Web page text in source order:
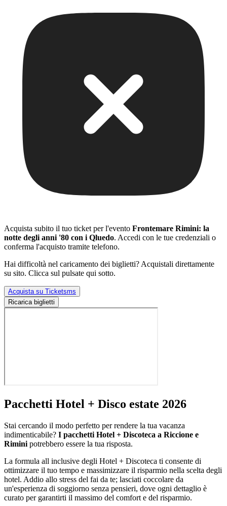
Acquista subito il tuo ticket per l'evento Frontemare Rimini: la
notte degli anni '80 con i Qluedo. Accedi con le tue credenziali o
conferma l'acquisto tramite telefono.
Hai difficoltà nel caricamento dei biglietti? Acquistali direttamente
su sito. Clicca sul pulsate qui sotto.
Acquista su Ticketsms
Ricarica biglietti
Pacchetti Hotel + Disco estate 2026
Stai cercando il modo perfetto per rendere la tua vacanza
indimenticabile? I pacchetti Hotel + Discoteca a Riccione e
Rimini potrebbero essere la tua risposta.
La formula all inclusive degli Hotel + Discoteca ti consente di
ottimizzare il tuo tempo e massimizzare il risparmio nella scelta degli
hotel. Addio allo stress del fai da te; lasciati coccolare da
un'esperienza di soggiorno senza pensieri, dove ogni dettaglio è
curato per garantirti il massimo del comfort e del risparmio.